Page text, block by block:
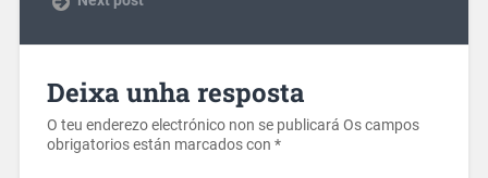
Deixa unha resposta
O teu enderezo electrónico non se publicará Os campos
obrigatorios están marcados con *